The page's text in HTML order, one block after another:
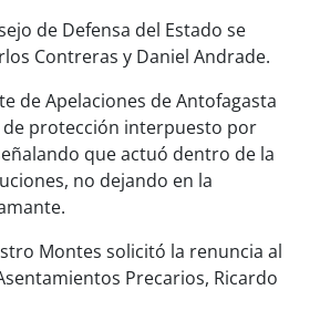
de Defensa del Estado se
Contreras y Daniel Andrade.
de Apelaciones de Antofagasta
de protección interpuesto por
que actuó dentro de la
no dejando en la
Montes solicitó la renuncia al
Precarios, Ricardo